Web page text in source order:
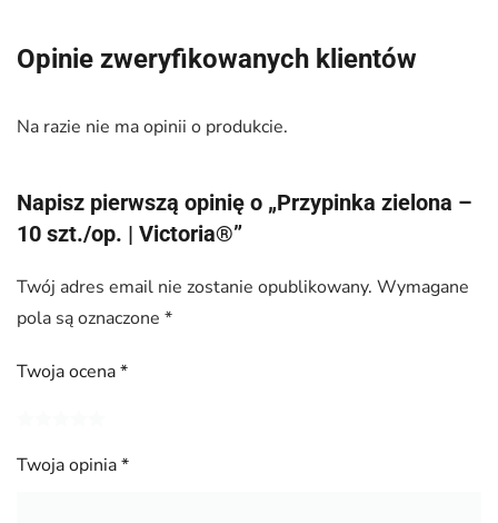
Opinie zweryfikowanych klientów
Na razie nie ma opinii o produkcie.
Napisz pierwszą opinię o „Przypinka zielona –
10 szt./op. | Victoria®”
Twój adres email nie zostanie opublikowany. Wymagane
pola są oznaczone *
Twoja ocena*
Twoja opinia*